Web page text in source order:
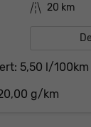
Kilometerstand 20 km
5,50 l/100km
g/km